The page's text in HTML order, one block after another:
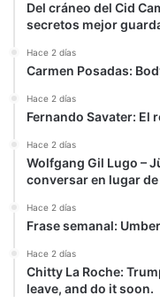
Del cráneo del Cid
secretos mejor
Hace 2 días
Carmen Posadas:
Hace 2 días
Fernando Savater: El
Hace 2 días
Wolfgang Gil Lugo –
conversar en lugar
Hace 2 días
Frase semanal:
Hace 2 días
Chitty La Roche:
leave, and do it soon.